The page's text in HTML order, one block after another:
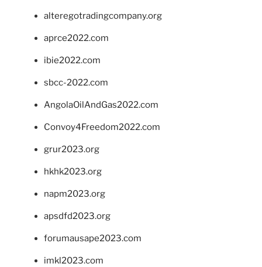
alteregotradingcompany.org
aprce2022.com
ibie2022.com
sbcc-2022.com
AngolaOilAndGas2022.com
Convoy4Freedom2022.com
grur2023.org
hkhk2023.org
napm2023.org
apsdfd2023.org
forumausape2023.com
imkl2023.com